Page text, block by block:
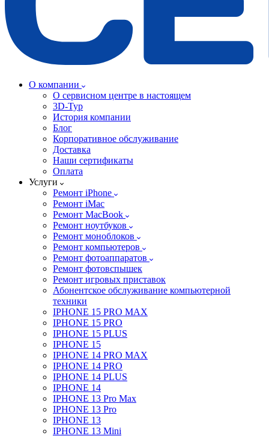
О компании
О сервисном центре в настоящем
3D-Тур
История компании
Блог
Корпоративное обслуживание
Доставка
Наши сертификаты
Оплата
Услуги
Ремонт iPhone
Ремонт iMac
Ремонт MacBook
Ремонт ноутбуков
Ремонт моноблоков
Ремонт компьютеров
Ремонт фотоаппаратов
Ремонт фотовспышек
Ремонт игровых приставок
Абонентское обслуживание компьютерной
техники
IPHONE 15 PRO MAX
IPHONE 15 PRO
IPHONE 15 PLUS
IPHONE 15
IPHONE 14 PRO MAX
IPHONE 14 PRO
IPHONE 14 PLUS
IPHONE 14
IPHONE 13 Pro Max
IPHONE 13 Pro
IPHONE 13
IPHONE 13 Mini